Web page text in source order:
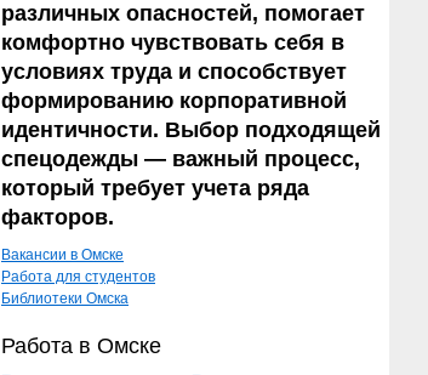
различных опасностей, помогает
комфортно чувствовать себя в
условиях труда и способствует
формированию корпоративной
идентичности. Выбор подходящей
спецодежды — важный процесс,
который требует учета ряда
факторов.
Вакансии в Омске
Работа для студентов
Библиотеки Омска
Работа в Омске